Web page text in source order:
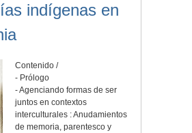
indígenas en
Contenido /
- Prólogo
- Agenciando formas de ser
juntos en contextos
interculturales : Anudamientos
de memoria, parentesco y